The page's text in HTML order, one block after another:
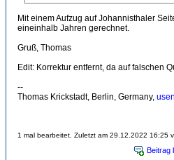
Mit einem Aufzug auf Johannisthaler
eineinhalb Jahren gerechnet.
Gruß, Thomas
Edit: Korrektur entfernt, da auf falschen
--
Thomas Krickstadt, Berlin, Germany,
1 mal bearbeitet. Zuletzt am 29.12.2022 16:25
Beitrag